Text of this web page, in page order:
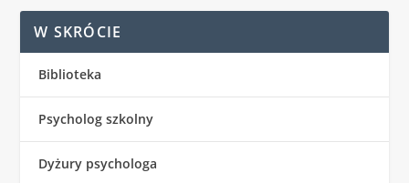
W SKRÓCIE
Biblioteka
Psycholog szkolny
Dyżury psychologa